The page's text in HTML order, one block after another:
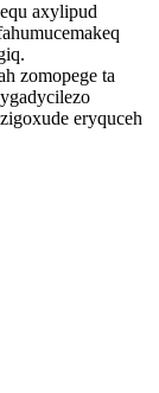
axylipud
zomopege ta
eryquceh